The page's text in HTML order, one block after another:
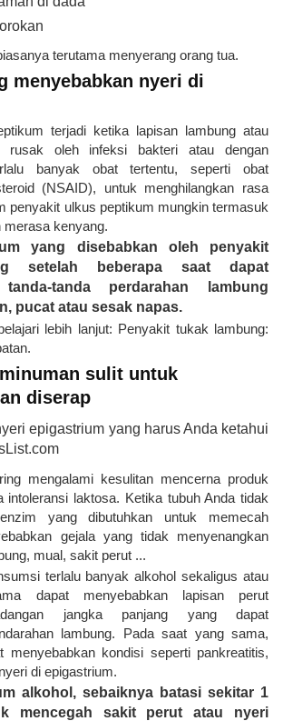
terutama menyerang orang tua.
menyebabkan nyeri di
terjadi ketika lapisan lambung atau
rusak oleh infeksi bakteri atau dengan
banyak obat tertentu, seperti obat
(NSAID), untuk menghilangkan rasa
penyakit ulkus peptikum mungkin termasuk
merasa kenyang.
yang disebabkan oleh penyakit
setelah beberapa saat dapat
tanda-tanda perdarahan lambung
pucat atau sesak napas.
lebih lanjut: Penyakit tukak lambung:
sulit untuk
diserap
mengalami kesulitan mencerna produk
intoleransi laktosa. Ketika tubuh Anda tidak
yang dibutuhkan untuk memecah
gejala yang tidak menyenangkan
mual, sakit perut ...
terlalu banyak alkohol sekaligus atau
dapat menyebabkan lapisan perut
jangka panjang yang dapat
lambung. Pada saat yang sama,
menyebabkan kondisi seperti pankreatitis,
di epigastrium.
alkohol, sebaiknya batasi sekitar 1
mencegah sakit perut atau nyeri